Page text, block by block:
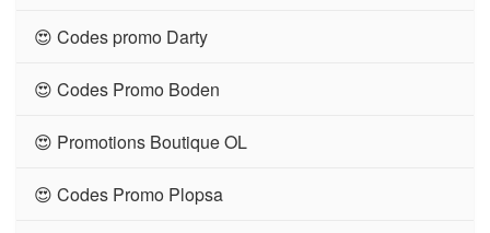
😍 Codes promo Darty
😍 Codes Promo Boden
😍 Promotions Boutique OL
😍 Codes Promo Plopsa